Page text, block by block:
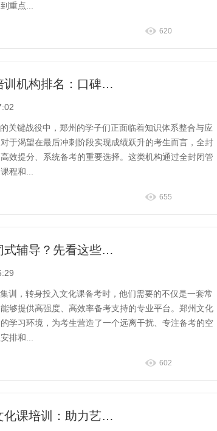
重点...
620
郑州全封闭高考培训机构排名：口碑实力双优机构榜
关键战役中，郑州的学子们正面临着知识体系整合与应
于渴望在最后冲刺阶段实现成绩跃升的考生而言，全封
效提分、系统备考的重要选择。这类机构通过全封闭管
程和...
655
选郑州文化课封闭式辅导？先看这些提分强机构
训，转身投入文化课备考时，他们需要的不仅是一套常
够提供高强度、高效率备考支持的专业平台。郑州文化
学习环境，为考生营造了一个远离干扰、专注备考的空
排和...
602
郑州专业艺术生文化课培训：助力艺考生过线冲优